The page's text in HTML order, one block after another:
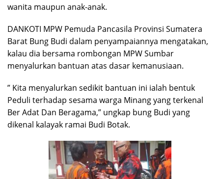
wanita maupun anak-anak.
DANKOTI MPW Pemuda Pancasila Provinsi Sumatera
Barat Bung Budi dalam penyampaiannya mengatakan,
kalau dia bersama rombongan MPW Sumbar
menyalurkan bantuan atas dasar kemanusiaan.
” Kita menyalurkan sedikit bantuan ini ialah bentuk
Peduli terhadap sesama warga Minang yang terkenal
Ber Adat Dan Beragama,” ungkap bung Budi yang
dikenal kalayak ramai Budi Botak.